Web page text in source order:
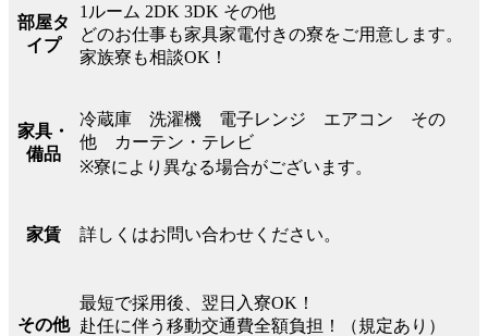
部屋タ
イプ
1ルーム 2DK 3DK その他
どのお仕事も家具家電付きの寮をご用意します。
家族寮も相談OK！
家具・
備品
冷蔵庫 洗濯機 電子レンジ エアコン その
他 カーテン・テレビ
※寮により異なる場合がございます。
家賃 詳しくはお問い合わせください。
その他
最短で採用後、翌日入寮OK！
赴任に伴う移動交通費全額負担！（規定あり）